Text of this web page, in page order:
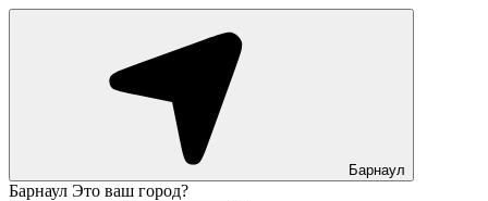
Барнаул
Барнаул Это ваш город?